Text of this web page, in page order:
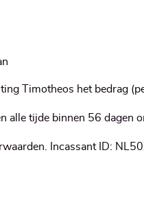
Timotheos het bedrag
alle tijde binnen 56 dagen
Incassant ID: